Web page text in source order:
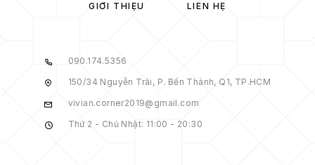
GIỚI THIỆU LIÊN HỆ
090.174.5356
150/34 Nguyễn Trãi, P. Bến Thành, Q1, TP.HCM
vivian.corner2019@gmail.com
Thứ 2 - Chủ Nhật: 11:00 - 20:30